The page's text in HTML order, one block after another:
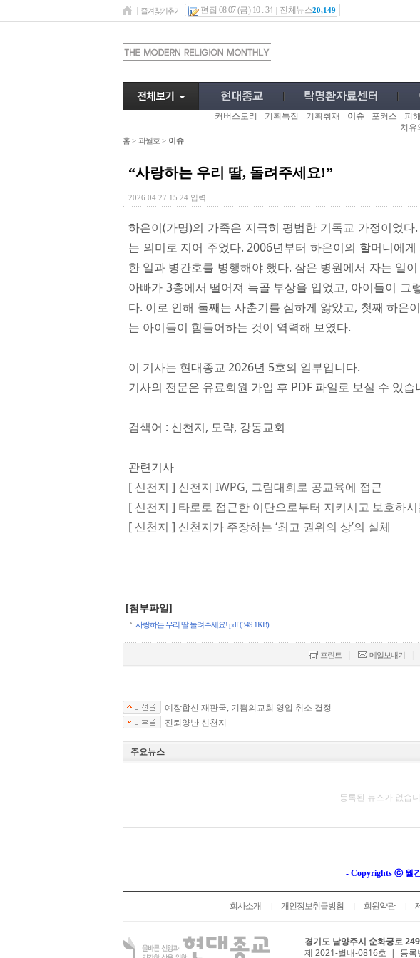
즐겨찾기추가 편집 08.07 (금) 10 : 34 전체뉴스20,149
커버스토리 기획특집 기획취재 이슈 포커스 피
치유
홈 > 과월호 > 이슈
“사랑하는 우리 딸, 돌려주세요!”
2026.04.27 15:24 입력
하은이(가명)의 가족은 지극히 평범한 기독교 가정이었
는 의미로 지어 주었다. 2006년부터 하은이의 할머니에
한 일과 병간호를 병행해야 했다. 잠은 병원에서 자는 일
아빠가 3층에서 떨어져 늑골 부상을 입었고, 아이들이 그
다. 이로 인해 둘째는 사춘기를 심하게 앓았고, 첫째 하은
는 아이들이 힘들어하는 것이 역력해 보였다.
이 기사는 현대종교 2026년 5호의 일부입니다.
기사의 전문은 유료회원 가입 후 PDF 파일로 보실 수 있습
검색어 : 신천지, 모략, 강동교회
관련기사
[ 신천지 ] 신천지 IWPG, 그림대회로 공교육에 접근
[ 신천지 ] 타로로 접근한 이단으로부터 지키시고 보호하
[ 신천지 ] 신천지가 주장하는 ‘최고 권위의 상’의 실체
[첨부파일]
사랑하는 우리 딸 돌려주세요!.pdf (349.1KB)
프린트 메일보내기
예장합신 재판국, 기쁨의교회 영입 취소 결정
진퇴양난 신천지
주요뉴스
등록된 뉴스가 없습
- Copyrights ⓒ 월
회사소개 개인정보취급방침 회원약관
경기도 남양주시 순화궁로
제 2021-별내-0816호 | 등록